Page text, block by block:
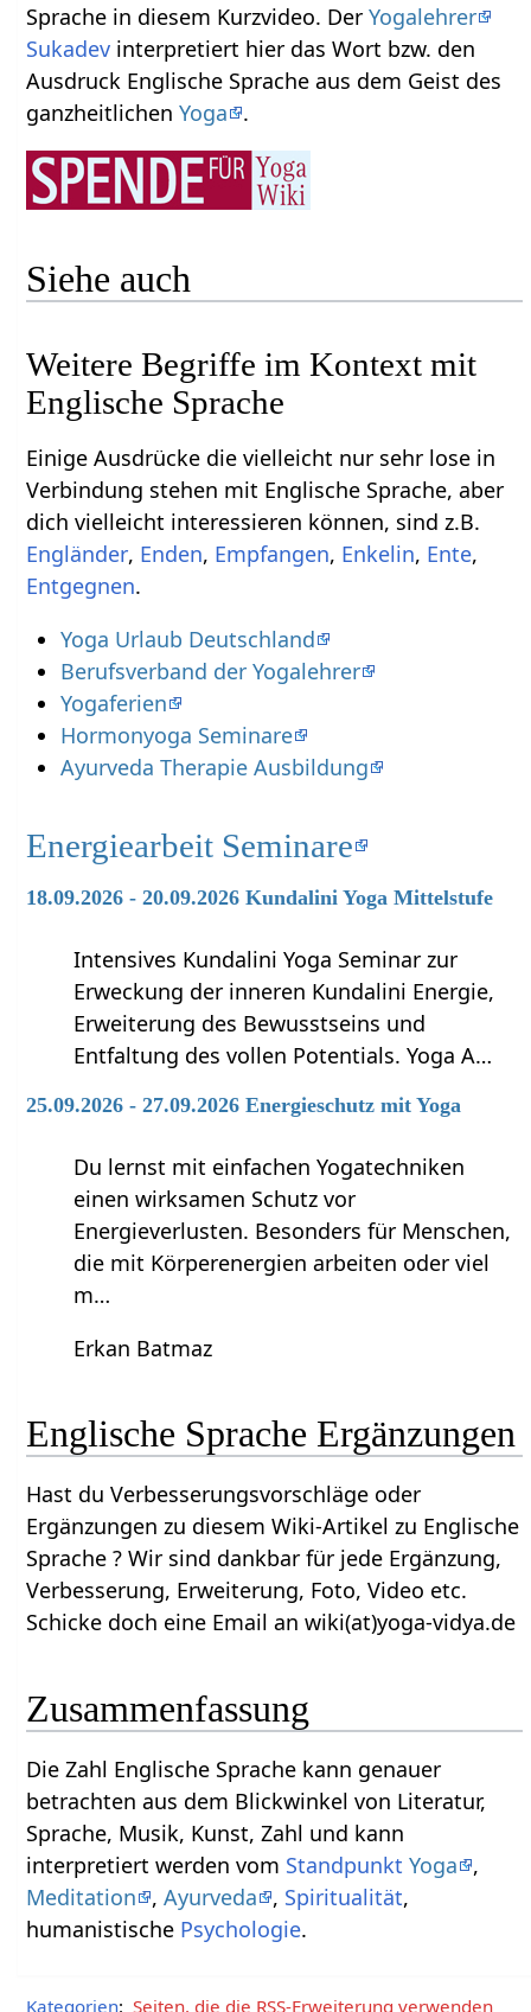
Sprache‏‎ in diesem Kurzvideo. DerYogalehrer
Sukadev interpretiert hier das Wort bzw. den
Ausdruck Englische Sprache‏‎ aus dem Geist des
ganzheitlichenYoga .
Siehe auch
Weitere Begriffe im Kontext mit
Einige Ausdrücke die vielleicht nur sehr lose in
Verbindung stehen mit Englische Sprache‏‎, aber
dich vielleicht interessieren können, sind z.B.
, , , ,
,
.
Yoga Urlaub Deutschland
Berufsverband der Yogalehrer
Yogaferien
Hormonyoga Seminare
Ayurveda Therapie Ausbildung
Energiearbeit Seminare
18.09.2026 - 20.09.2026 Kundalini Yoga Mittelstufe
Intensives Kundalini Yoga Seminar zur
Erweckung der inneren Kundalini Energie,
Erweiterung des Bewusstseins und
Entfaltung des vollen Potentials. Yoga A…
25.09.2026 - 27.09.2026 Energieschutz mit Yoga
Du lernst mit einfachen Yogatechniken
einen wirksamen Schutz vor
Energieverlusten. Besonders für Menschen,
die mit Körperenergien arbeiten oder viel
m…
Erkan Batmaz
Englische Sprache‏‎ Ergänzungen
Hast du Verbesserungsvorschläge oder
Ergänzungen zu diesem Wiki-Artikel zu Englische
Sprache‏‎ ? Wir sind dankbar für jede Ergänzung,
Verbesserung, Erweiterung, Foto, Video etc.
Schicke doch eine Email an wiki(at)yoga-vidya.de
Zusammenfassung
Die Zahl Englische Sprache‏‎ kann genauer
betrachten aus dem Blickwinkel von Literatur,
Sprache, Musik, Kunst, Zahl und kann
interpretiert werden vom Standpunkt Yoga
,
Meditation
,Ayurveda , Spiritualität,
humanistische Psychologie.
Kategorien: Seiten, die die RSS-Erweiterung verwenden